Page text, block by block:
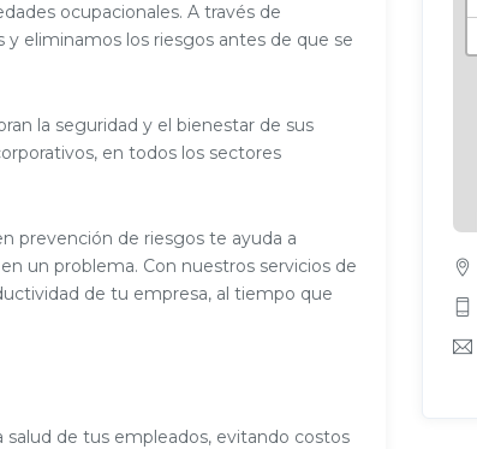
ocupacionales. A través de
y eliminamos los riesgos antes de que se
la seguridad y el bienestar de sus
en todos los sectores
prevención de riesgos te ayuda a
un problema. Con nuestros servicios de
de tu empresa, al tiempo que
de tus empleados, evitando costos